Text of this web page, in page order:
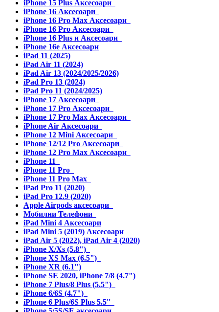
iPhone 15 Plus Аксесоари
iPhone 16 Аксесоари
iPhone 16 Pro Max Аксесоари
iPhone 16 Pro Аксесоари
iPhone 16 Plus и Аксесоари
iPhone 16e Аксесоари
iPad 11 (2025)
iPad Air 11 (2024)
iPad Air 13 (2024/2025/2026)
iPad Pro 13 (2024)
iPad Pro 11 (2024/2025)
iPhone 17 Аксесоари
iPhone 17 Pro Аксесоари
iPhone 17 Pro Max Аксесоари
iPhone Air Аксесоари
iPhone 12 Mini Аксесоари
iPhone 12/12 Pro Аксесоари
iPhone 12 Pro Max Аксесоари
iPhone 11
iPhone 11 Pro
iPhone 11 Pro Max
iPad Pro 11 (2020)
iPad Pro 12.9 (2020)
Apple Airpods аксесоари
Мобилни Телефони
iPad Mini 4 Аксесоари
iPad Mini 5 (2019) Аксесоари
iPad Air 5 (2022), iPad Air 4 (2020)
iPhone X/Xs (5.8")
iPhone XS Max (6.5")
iPhone XR (6.1")
iPhone SE 2020, iPhone 7/8 (4.7")
iPhone 7 Plus/8 Plus (5.5")
iPhone 6/6S (4.7")
iPhone 6 Plus/6S Plus 5.5''